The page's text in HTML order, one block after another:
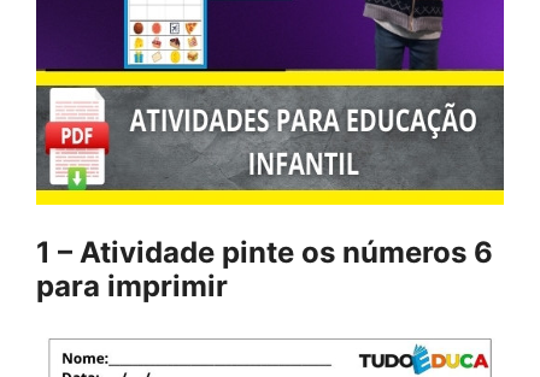
1 – Atividade pinte os números 6
para imprimir